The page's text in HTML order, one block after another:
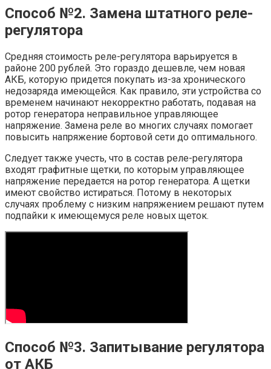
Способ №2. Замена штатного реле-
регулятора
Средняя стоимость реле-регулятора варьируется в
районе 200 рублей. Это гораздо дешевле, чем новая
АКБ, которую придется покупать из-за хронического
недозаряда имеющейся. Как правило, эти устройства со
временем начинают некорректно работать, подавая на
ротор генератора неправильное управляющее
напряжение. Замена реле во многих случаях помогает
повысить напряжение бортовой сети до оптимального.
Следует также учесть, что в состав реле-регулятора
входят графитные щетки, по которым управляющее
напряжение передается на ротор генератора. А щетки
имеют свойство истираться. Потому в некоторых
случаях проблему с низким напряжением решают путем
подпайки к имеющемуся реле новых щеток.
Способ №3. Запитывание регулятора
от АКБ